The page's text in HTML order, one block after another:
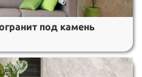
под камень